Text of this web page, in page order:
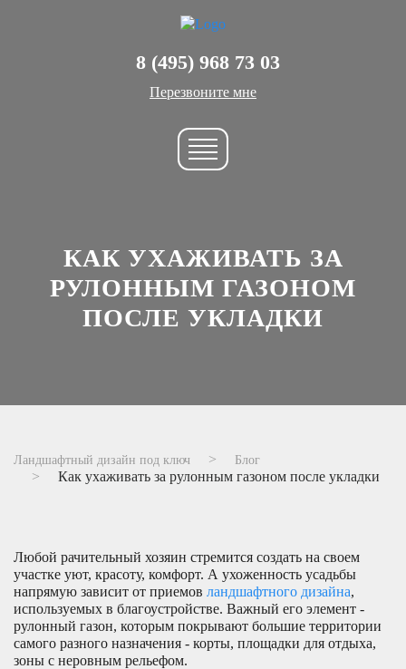
8 (495) 968 73 03
Перезвоните мне
КАК УХАЖИВАТЬ ЗА
РУЛОННЫМ ГАЗОНОМ
ПОСЛЕ УКЛАДКИ
Ландшафтный дизайн под ключ Блог
Как ухаживать за рулонным газоном после укладки
Любой рачительный хозяин стремится создать на своем
участке уют, красоту, комфорт. А ухоженность усадьбы
напрямую зависит от приемов ландшафтного дизайна,
используемых в благоустройстве. Важный его элемент -
рулонный газон, которым покрывают большие территории
самого разного назначения - корты, площадки для отдыха,
зоны с неровным рельефом.